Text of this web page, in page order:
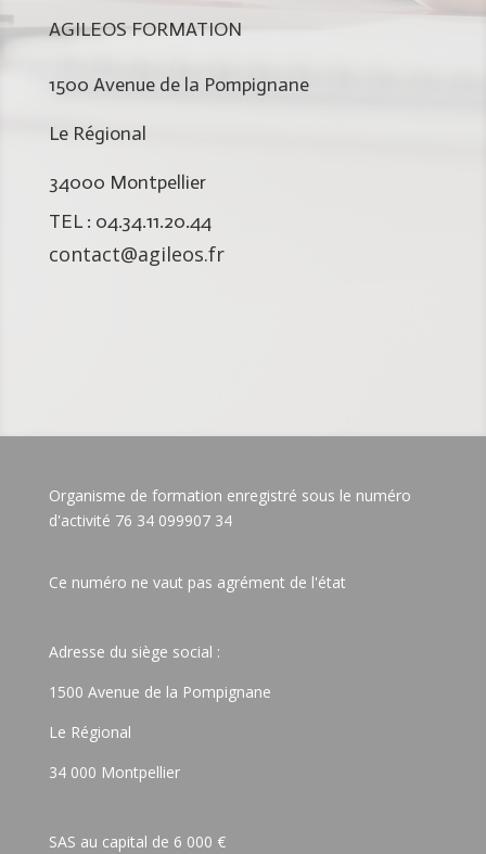
AGILEOS FORMATION
1500 Avenue de la Pompignane
Le Régional
34000 Montpellier
TEL : 04.34.11.20.44
contact@agileos.fr
Organisme de formation enregistré sous le numéro
d'activité 76 34 099907 34
Ce numéro ne vaut pas agrément de l'état
Adresse du siège social :
1500 Avenue de la Pompignane
Le Régional
34 000 Montpellier
SAS au capital de 6 000 €